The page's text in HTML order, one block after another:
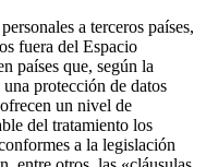
a terceros países,
fuera del Espacio
países que, según la
protección de datos
un nivel de
del tratamiento los
a la legislación